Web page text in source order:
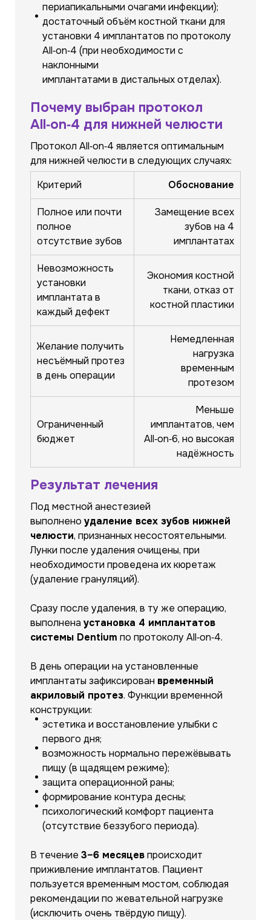
периапикальными очагами инфекции);
достаточный объём костной ткани для
установки 4 имплантатов по протоколу
All‑on‑4 (при необходимости с
наклонными
имплантатами в дистальных отделах).
Почему выбран протокол
All‑on‑4 для нижней челюсти
Протокол All‑on‑4 является оптимальным
для нижней челюсти в следующих случаях:
Критерий
Обоснование
Полное или почти
полное
отсутствие зубов
Замещение всех
зубов на 4
имплантатах
Невозможность
установки
имплантата в
каждый дефект
Экономия костной
ткани, отказ от
костной пластики
Желание получить
несъёмный протез
в день операции
Немедленная
нагрузка
временным
протезом
Ограниченный
бюджет
Меньше
имплантатов, чем
All‑on‑6, но высокая
надёжность
Результат лечения
Под местной анестезией
выполнено удаление всех зубов нижней
челюсти, признанных несостоятельными.
Лунки после удаления очищены, при
необходимости проведена их кюретаж
(удаление грануляций).
Сразу после удаления, в ту же операцию,
выполнена установка 4 имплантатов
системы Dentium по протоколу All‑on‑4.
В день операции на установленные
имплантаты зафиксирован временный
акриловый протез. Функции временной
конструкции:
эстетика и восстановление улыбки с
первого дня;
возможность нормально пережёвывать
пищу (в щадящем режиме);
защита операционной раны;
формирование контура десны;
психологический комфорт пациента
(отсутствие беззубого периода).
В течение 3–6 месяцевпроисходит
приживление имплантатов. Пациент
пользуется временным мостом, соблюдая
рекомендации по жевательной нагрузке
(исключить очень твёрдую пищу).